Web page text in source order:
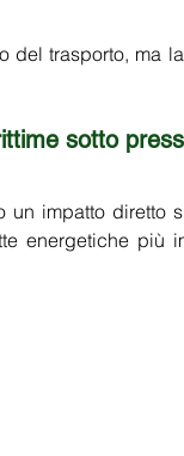
trasporto, ma
sotto
impatto diretto
energetiche più